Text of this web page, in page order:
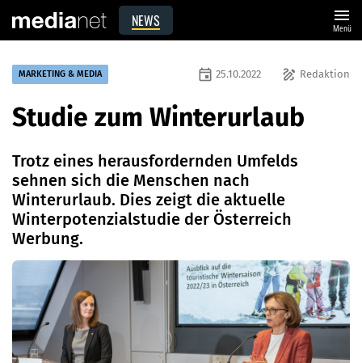
NEWS menu
Menü
MARKETING & MEDIA draw Redaktion
event 25.10.2022
Studie zum Winterurlaub
Trotz eines herausfordernden Umfelds
sehnen sich die Menschen nach
Winterurlaub. Dies zeigt die aktuelle
Winterpotenzialstudie der Österreich
Werbung.